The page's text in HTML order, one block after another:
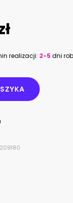
realizacji: 2-5 dni